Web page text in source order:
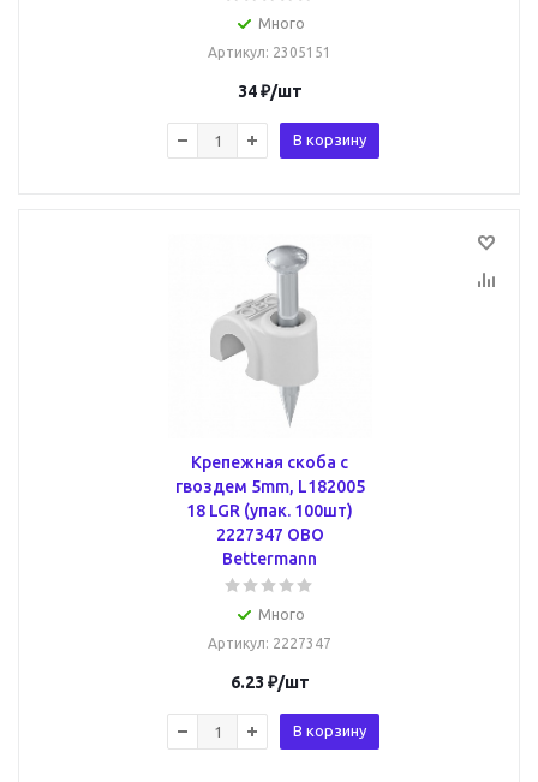
Много
Артикул: 2305151
34₽/шт
В корзину
Крепежная скоба с
гвоздем 5mm, L182005
18 LGR (упак. 100шт)
2227347 OBO
Bettermann
Много
Артикул: 2227347
6.23 ₽/шт
В корзину